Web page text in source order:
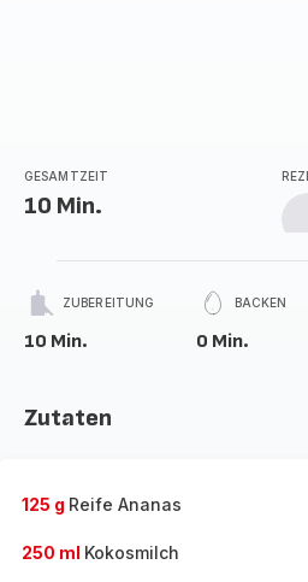
GESAMTZEIT
10 Min.
ZUBEREITUNG
10 Min.
BACKEN
0 Min.
Zutaten
125 g Reife Ananas
250 ml Kokosmilch